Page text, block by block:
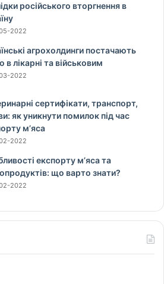
російського вторгнення в
2022
агрохолдинги постачають
в лікарні та військовим
2022
сертифікати, транспорт,
як уникнути помилок під час
м’яса
2022
експорту м’яса та
що варто знати?
2022